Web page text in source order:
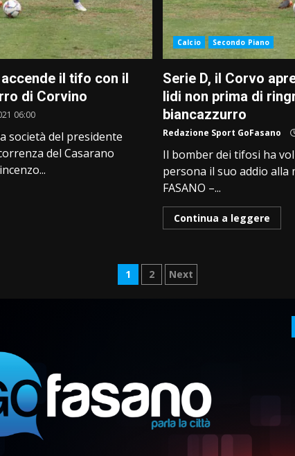
accende il tifo con il
di Corvino
06:00
società del presidente
del Casarano
Calcio Secondo Piano
Serie D, il Corvo
lidi non prima di
biancazzurro
Redazione Sport GoFasano
Il bomber dei tifosi ha
persona il suo addio alla
FASANO –...
Continua a leggere
Paginazione
1 2 Next